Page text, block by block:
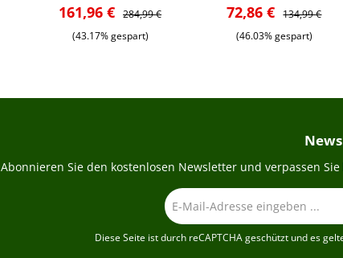
Verkaufspreis:
161,96 € Regulärer Preis:
284,99 €
(43.17% gespart)
Verkaufspreis:
72,86 € Regulärer
134,99 €
(46.03% gespart)
Abonnieren Sie den kostenlosen Newsletter und verpassen
E-
Mail-
Adresse
Diese Seite ist durch reCAPTCHA geschützt und es